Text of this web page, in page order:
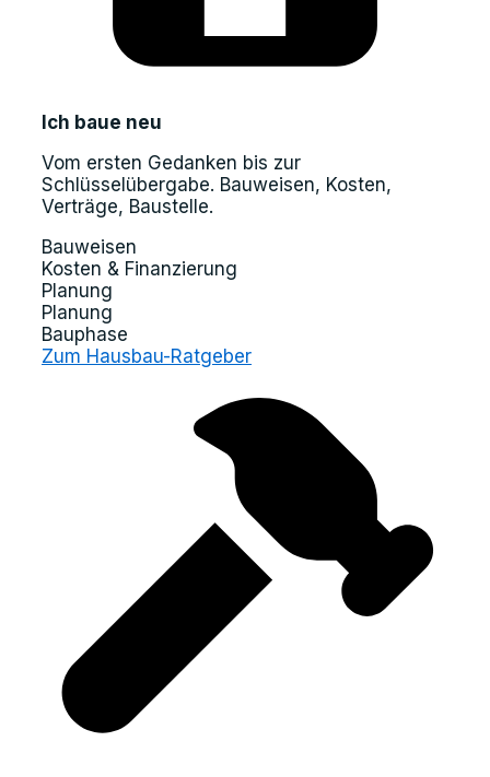
Ich baue neu
Vom ersten Gedanken bis zur
Schlüsselübergabe. Bauweisen, Kosten,
Verträge, Baustelle.
Bauweisen
Kosten & Finanzierung
Planung
Planung
Bauphase
Zum Hausbau-Ratgeber